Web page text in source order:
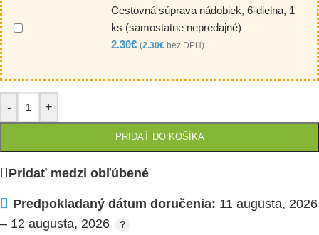
Cestovná súprava nádobiek, 6-dielna, 1
ks (samostatne nepredajné)
2.30€ (2.30€ bez DPH)
- +
PRIDAŤ DO KOŠÍKA
Pridať medzi obľúbené
Predpokladaný dátum doručenia: 11 augusta, 2026
– 12 augusta, 2026